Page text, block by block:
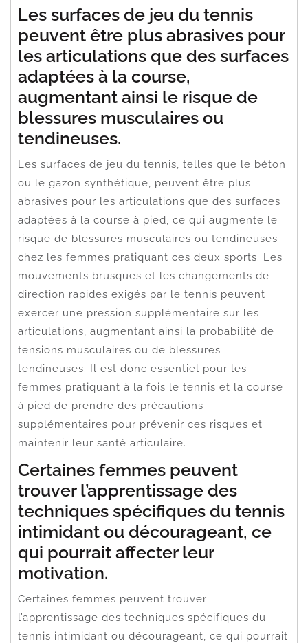
Les surfaces de jeu du tennis
peuvent être plus abrasives pour
les articulations que des surfaces
adaptées à la course,
augmentant ainsi le risque de
blessures musculaires ou
tendineuses.
Les surfaces de jeu du tennis, telles que le béton
ou le gazon synthétique, peuvent être plus
abrasives pour les articulations que des surfaces
adaptées à la course à pied, ce qui augmente le
risque de blessures musculaires ou tendineuses
chez les femmes pratiquant ces deux sports. Les
mouvements brusques et les changements de
direction rapides exigés par le tennis peuvent
exercer une pression supplémentaire sur les
articulations, augmentant ainsi la probabilité de
tensions musculaires ou de blessures
tendineuses. Il est donc essentiel pour les
femmes pratiquant à la fois le tennis et la course
à pied de prendre des précautions
supplémentaires pour prévenir ces risques et
maintenir leur santé articulaire.
Certaines femmes peuvent
trouver l’apprentissage des
techniques spécifiques du tennis
intimidant ou décourageant, ce
qui pourrait affecter leur
motivation.
Certaines femmes peuvent trouver
l’apprentissage des techniques spécifiques du
tennis intimidant ou décourageant, ce qui pourrait